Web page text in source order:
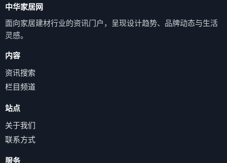
中华家居网
面向家居建材行业的资讯门户，呈现设计趋势、品牌动态与生活
灵感。
内容
资讯搜索
栏目频道
站点
关于我们
联系方式
服务